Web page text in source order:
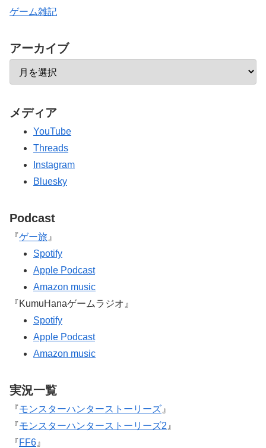
ゲーム雑記
アーカイブ
メディア
YouTube
Threads
Instagram
Bluesky
Podcast
『ゲー旅 』
Spotify
Apple Podcast
Amazon music
『KumuHanaゲームラジオ』
Spotify
Apple Podcast
Amazon music
実況一覧
『モンスターハンターストーリーズ 』
『モンスターハンターストーリーズ2 』
『FF6 』